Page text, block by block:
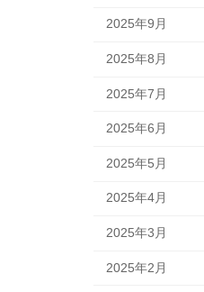
2025年9月
2025年8月
2025年7月
2025年6月
2025年5月
2025年4月
2025年3月
2025年2月